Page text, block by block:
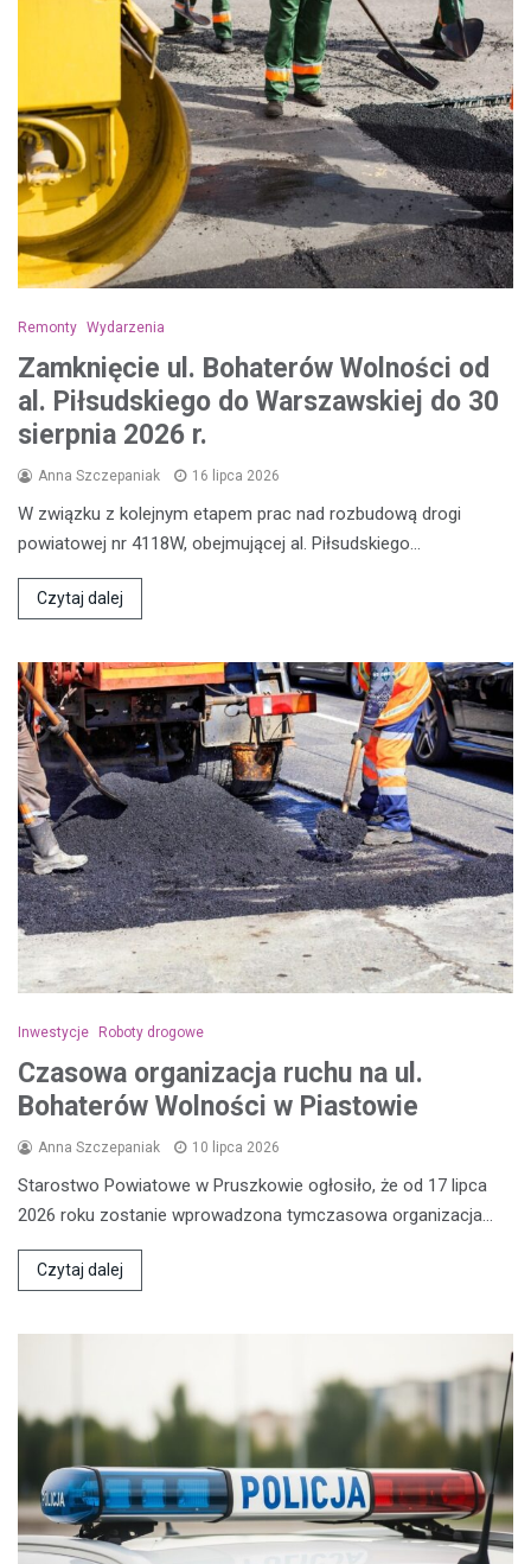
Remonty Wydarzenia
Zamknięcie ul. Bohaterów Wolności od
al. Piłsudskiego do Warszawskiej do 30
sierpnia 2026 r.
Anna Szczepaniak 16 lipca 2026
W związku z kolejnym etapem prac nad rozbudową drogi
powiatowej nr 4118W, obejmującej al. Piłsudskiego…
Czytaj dalej
Inwestycje Roboty drogowe
Czasowa organizacja ruchu na ul.
Bohaterów Wolności w Piastowie
Anna Szczepaniak 10 lipca 2026
Starostwo Powiatowe w Pruszkowie ogłosiło, że od 17 lipca
2026 roku zostanie wprowadzona tymczasowa organizacja…
Czytaj dalej